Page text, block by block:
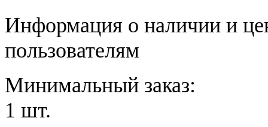
Информация о наличии и
пользователям
Минимальный заказ:
1 шт.